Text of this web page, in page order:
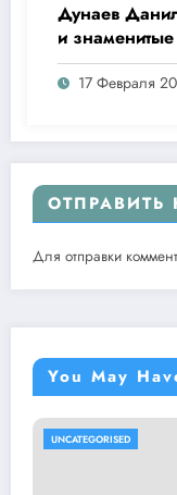
Дунаев
и
17 Февраля
ОТПРАВИТЬ
Для отправки
You May